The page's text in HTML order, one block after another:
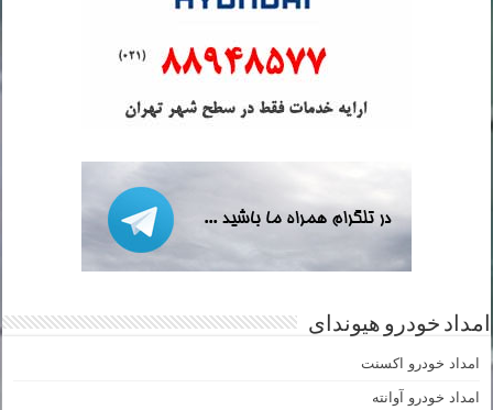
امداد خودرو هیوندای
امداد خودرو اکسنت
امداد خودرو آوانته